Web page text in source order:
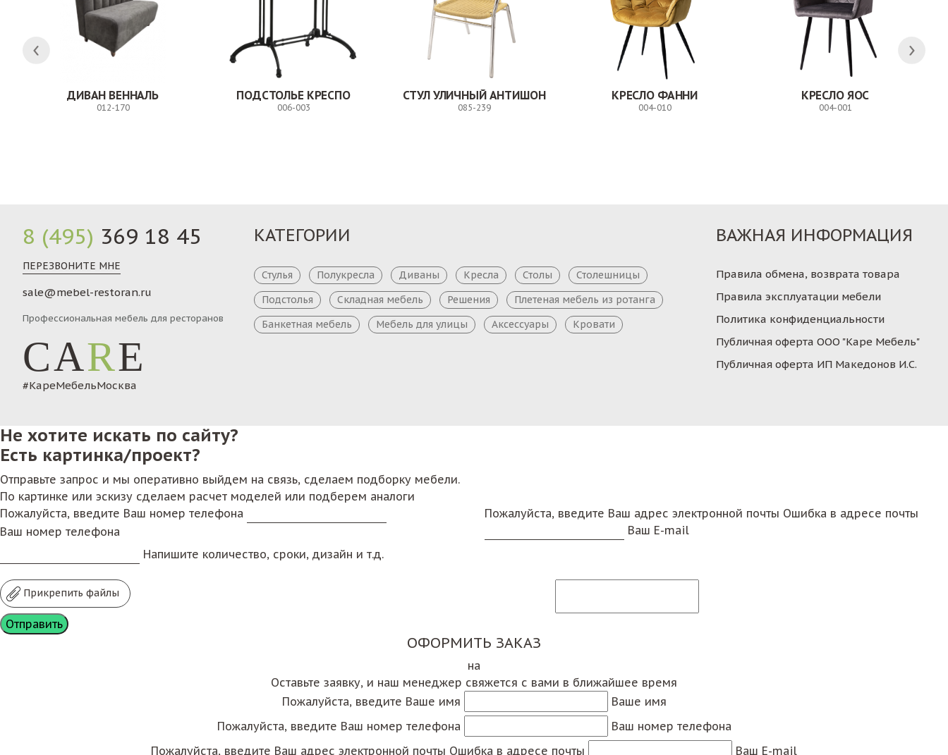
ДИВАН ВЕННАЛЬ
012-170
ПОДСТОЛЬЕ КРЕСПО
006-003
СТУЛ УЛИЧНЫЙ АНТИШОН
085-239
КРЕСЛО ФАННИ
004-010
КРЕСЛО ЯОС
004-001
8 (495) 369 18 45
ПЕРЕЗВОНИТЕ МНЕ
sale@mebel-restoran.ru
Профессиональная мебель для ресторанов
CARE
#КареМебельМосква
КАТЕГОРИИ
Стулья Полукресла Диваны Кресла Столы
Столешницы
Подстолья
Складная мебель Решения
Плетеная мебель из ротанга
Банкетная мебель
Мебель для улицы Аксессуары Кровати
ВАЖНАЯ ИНФОРМАЦИЯ
Правила обмена, возврата товара
Правила эксплуатации мебели
Политика конфиденциальности
Публичная оферта ООО "Каре Мебель"
Публичная оферта ИП Македонов И.С.
Не хотите искать по сайту?
Есть картинка/проект?
Отправьте запрос и мы оперативно выйдем на связь, сделаем подборку мебели.
По картинке или эскизу сделаем расчет моделей или подберем аналоги
Пожалуйста, введите Ваш номер телефона
Ваш номер телефона
Пожалуйста, введите Ваш адрес электронной почты Ошибка в адресе почты
Ваш E-mail
Напишите количество, сроки, дизайн и т.д.
Прикрепить файлы
ОФОРМИТЬ ЗАКАЗ
на
Оставьте заявку, и наш менеджер свяжется с вами в ближайшее время
Пожалуйста, введите Ваше имя
Ваше имя
Пожалуйста, введите Ваш номер телефона
Ваш номер телефона
Пожалуйста, введите Ваш адрес электронной почты Ошибка в адресе почты Ваш E-mail